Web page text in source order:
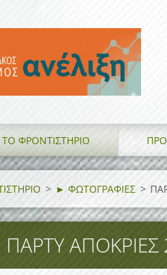
ΤΟ ΦΡΟΝΤΙΣΤΗΡΙΟ
> ► ΦΩΤΟΓΡΑΦΙΕΣ >
ΑΠΟΚΡΙΕΣ